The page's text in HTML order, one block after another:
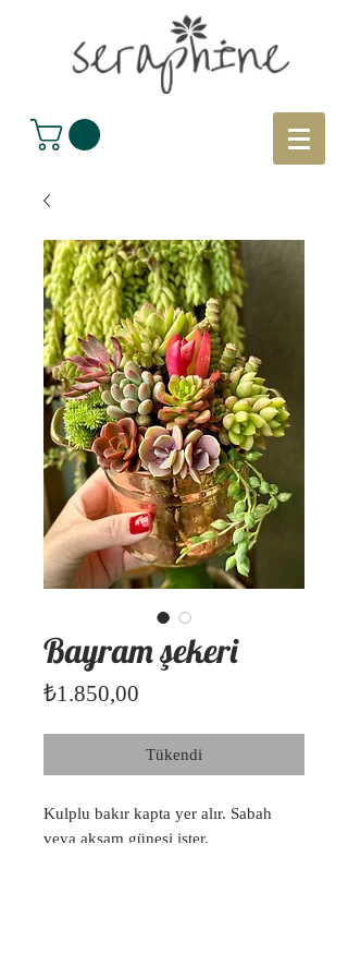
Bayram şekeri
₺1.850,00
Tükendi
Kulplu bakır kapta yer alır. Sabah
veya akşam güneşi ister.